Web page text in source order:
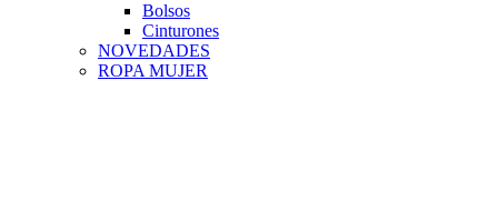
Bolsos
Cinturones
NOVEDADES
ROPA MUJER